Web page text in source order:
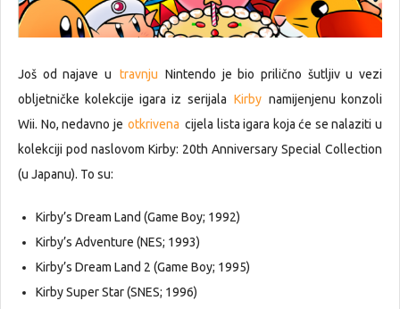
Još od najave u travnju Nintendo je bio prilično šutljiv u vezi
obljetničke kolekcije igara iz serijala Kirby namijenjenu konzoli
Wii. No, nedavno je otkrivena cijela lista igara koja će se nalaziti u
kolekciji pod naslovom Kirby: 20th Anniversary Special Collection
(u Japanu). To su:
Kirby’s Dream Land (Game Boy; 1992)
Kirby’s Adventure (NES; 1993)
Kirby’s Dream Land 2 (Game Boy; 1995)
Kirby Super Star (SNES; 1996)